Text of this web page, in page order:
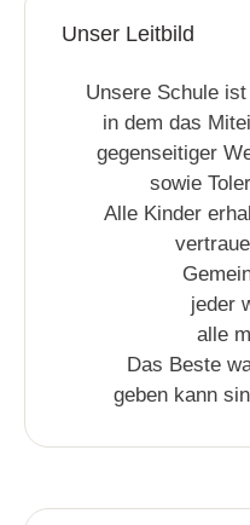
Unser Leitbild
Unsere Schule
in dem das
gegenseitiger
sowie
Alle Kinder
jeder
alle
Das Beste
geben kann